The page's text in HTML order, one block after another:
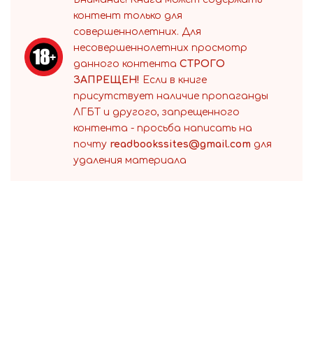
контент только для
совершеннолетних. Для
несовершеннолетних просмотр
данного контента СТРОГО
ЗАПРЕЩЕН! Если в книге
присутствует наличие пропаганды
ЛГБТ и другого, запрещенного
контента - просьба написать на
почту readbookssites@gmail.com для
удаления материала